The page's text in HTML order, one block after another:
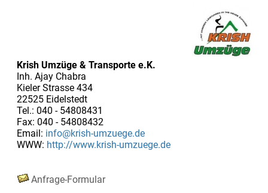
Krish Umzüge & Transporte e.K.
Inh. Ajay Chabra
Kieler Strasse 434
22525 Eidelstedt
Tel.: 040 - 54808431
Fax: 040 - 54808432
Email: info@krish-umzuege.de
WWW: http://www.krish-umzuege.de
Anfrage-Formular